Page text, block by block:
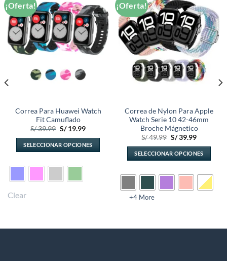
¡Oferta!
Añadir
a la
lista de
deseos
Correa Para Huawei Watch
Fit Camuflado
S/39.99 El
original
era:
S/ 39.99.
S/19.99El
actual
es:
S/ 19.99.
SELECCIONAR OPCIONES
producto
se
Clear
¡Oferta!
Añadir
a la
lista de
deseos
Correa de Nylon Para Apple
Watch Serie 10 42-46mm
Broche Mágnetico
S/49.99 El
original
era:
S/ 49.99.
S/39.99El
actual
es:
S/ 39.99.
SELECCIONAR OPCIONES
producto
opciones
+4 More